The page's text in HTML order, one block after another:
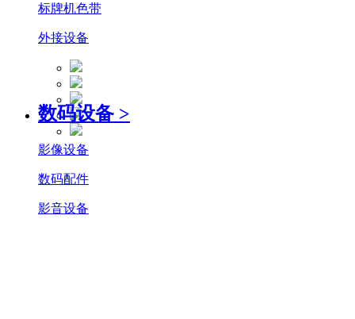
标牌机色带
外接设备
数码设备 >
影像设备
数码配件
影音设备